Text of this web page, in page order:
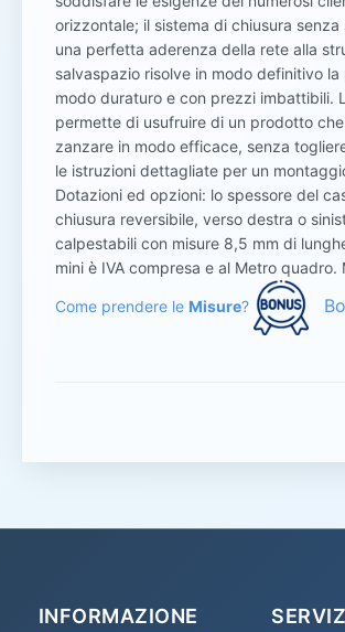
orizzontale; il sistema di chiusura
una perfetta aderenza della rete alla
salvaspazio risolve in modo definitivo
modo duraturo e con prezzi imbattibili.
permette di usufruire di un prodotto
zanzare in modo efficace, senza
le istruzioni dettagliate per un
Dotazioni ed opzioni: lo spessore del
chiusura reversibile, verso destra o
calpestabili con misure 8,5 mm di
mini è IVA compresa e al Metro
Come prendere le Misure?
INFORMAZIONE